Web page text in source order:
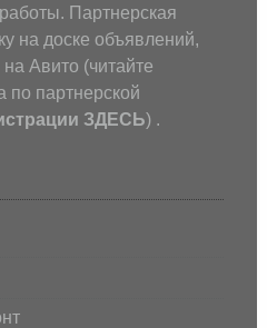
Партнерская
на доске объявлений,
Авито (читайте
по партнерской
ЗДЕСЬ) .